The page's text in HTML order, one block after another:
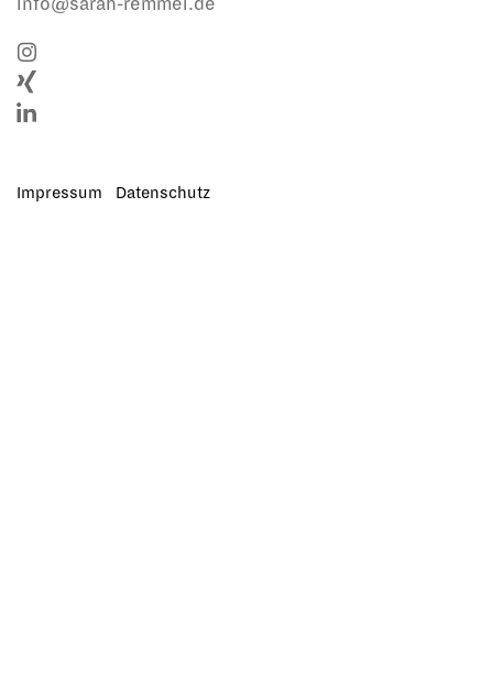
info@sarah-remmel.de
Impressum Datenschutz